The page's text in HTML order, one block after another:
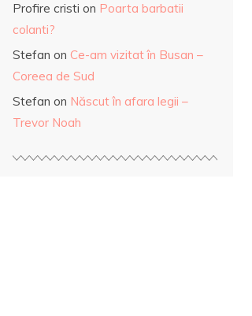
Profire cristi on Poarta barbatii
colanti?
Stefan on Ce-am vizitat în Busan –
Coreea de Sud
Stefan on Născut în afara legii –
Trevor Noah